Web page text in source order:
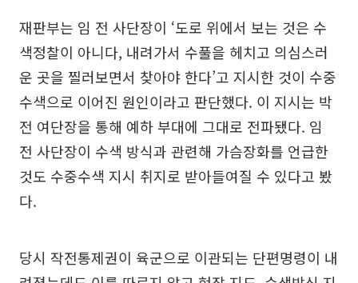
재판부는 임 전 사단장이 ‘도로 위에서 보는 것은 수
색정찰이 아니다, 내려가서 수풀을 헤치고 의심스러
운 곳을 찔러보면서 찾아야 한다’고 지시한 것이 수중
수색으로 이어진 원인이라고 판단했다. 이 지시는 박
전 여단장을 통해 예하 부대에 그대로 전파됐다. 임
전 사단장이 수색 방식과 관련해 가슴장화를 언급한
것도 수중수색 지시 취지로 받아들여질 수 있다고 봤
다.
당시 작전통제권이 육군으로 이관되는 단편명령이 내